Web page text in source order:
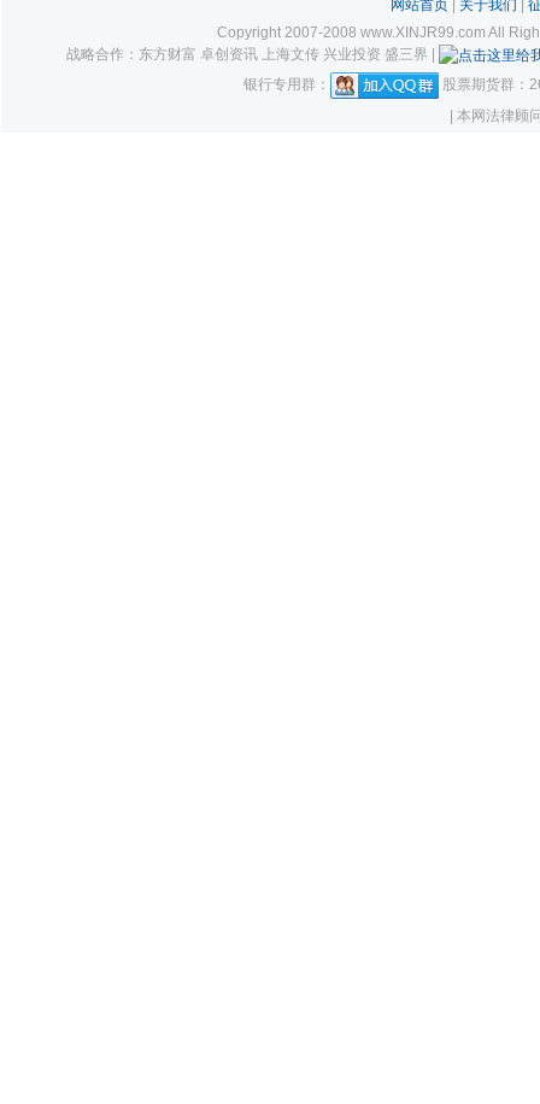
网站首页 关于我们
Copyright 2007-2008 www.XINJR99.com All
战略合作：东方财富 卓创资讯 上海文传 兴业投资 盛三界 |
银行专用群：
股票期货群：
| 本网法律顾